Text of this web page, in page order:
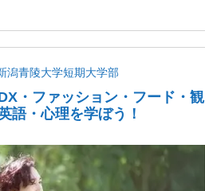
潟青陵大学短期大学部
・ファッション・フード・観
語・心理を学ぼう！